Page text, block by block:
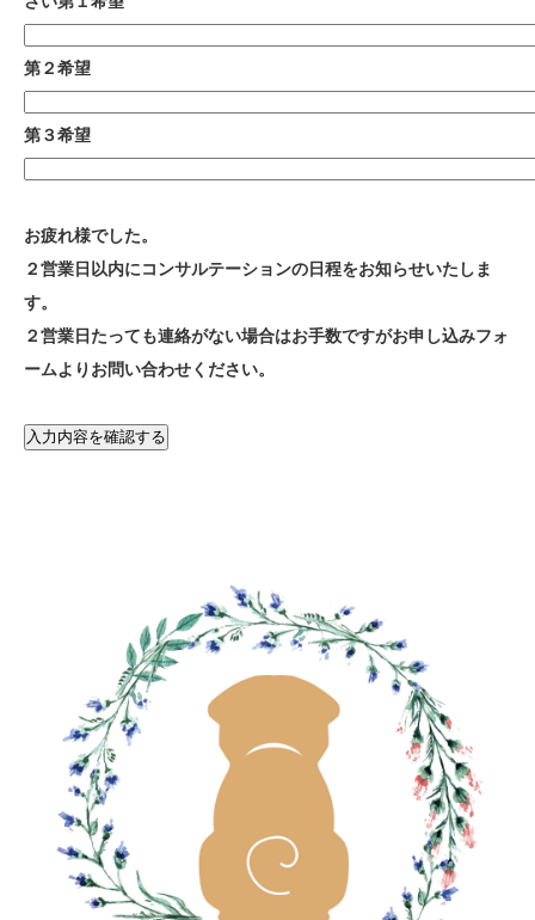
第２希望
第３希望
お疲れ様でした。
２営業日以内にコンサルテーションの日程をお知らせいたしま
す。
２営業日たっても連絡がない場合はお手数ですがお申し込みフォ
ームよりお問い合わせください。